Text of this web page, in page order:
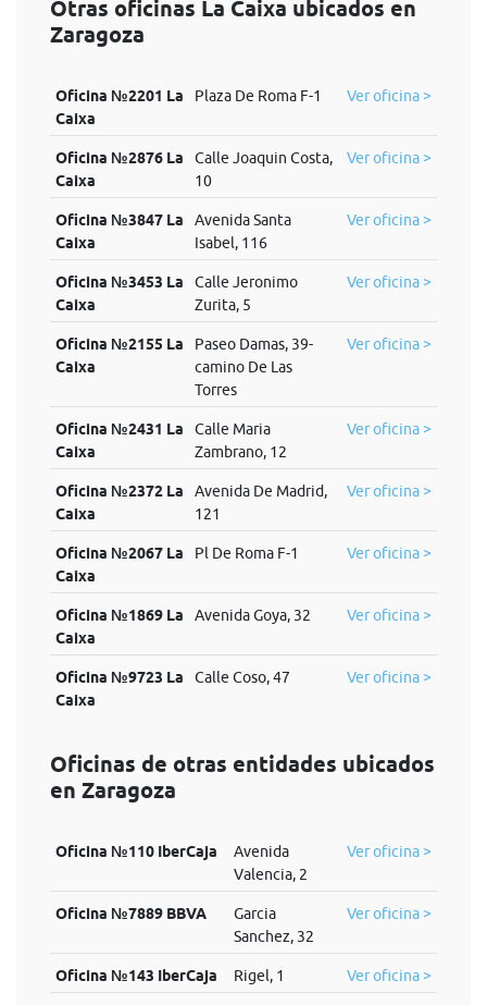
Otras oficinas La Caixa ubicados en
Zaragoza
Oficina №2201 La
Caixa
Plaza De Roma F-1 Ver oficina >
Oficina №2876 La
Caixa
Calle Joaquin Costa,
10
Ver oficina >
Oficina №3847 La
Caixa
Avenida Santa
Isabel, 116
Ver oficina >
Oficina №3453 La
Caixa
Calle Jeronimo
Zurita, 5
Ver oficina >
Oficina №2155 La
Caixa
Paseo Damas, 39-
camino De Las
Torres
Ver oficina >
Oficina №2431 La
Caixa
Calle Maria
Zambrano, 12
Ver oficina >
Oficina №2372 La
Caixa
Avenida De Madrid,
121
Ver oficina >
Oficina №2067 La
Caixa
Pl De Roma F-1 Ver oficina >
Oficina №1869 La
Caixa
Avenida Goya, 32 Ver oficina >
Oficina №9723 La
Caixa
Calle Coso, 47 Ver oficina >
Oficinas de otras entidades ubicados
en Zaragoza
Oficina №110 IberCaja
Avenida
Valencia, 2
Ver oficina >
Oficina №7889 BBVA
Garcia
Sanchez, 32
Ver oficina >
Oficina №143 IberCaja Rigel, 1 Ver oficina >